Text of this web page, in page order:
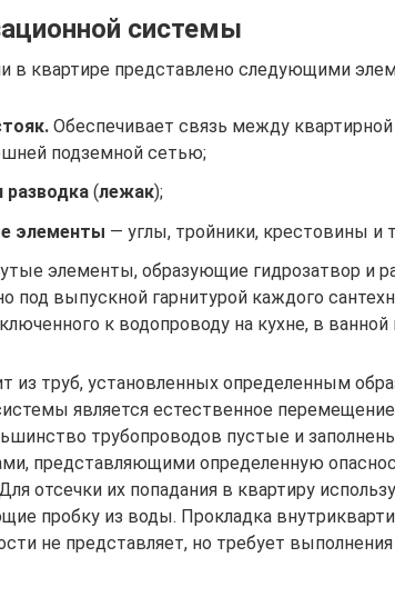
системы
в квартире представлено следующими
Обеспечивает связь между квартирной
подземной сетью;
разводка (лежак);
элементы — углы, тройники, крестовины и
элементы, образующие гидрозатвор и
под выпускной гарнитурой каждого
к водопроводу на кухне, в ванной
из труб, установленных определенным
является естественное
трубопроводов пустые и
представляющими определенную
отсечки их попадания в квартиру
пробку из воды. Прокладка
не представляет, но требует